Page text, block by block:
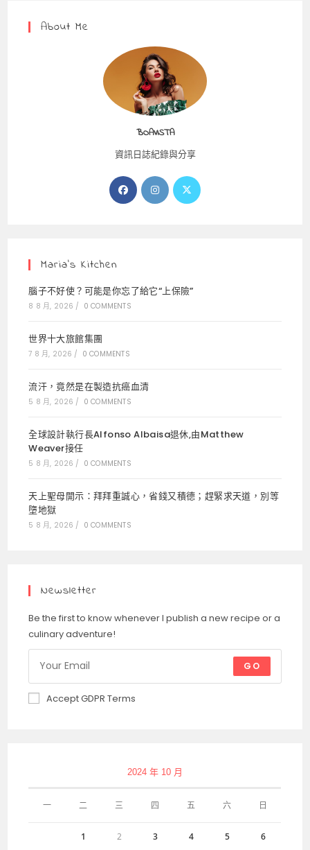
About Me
BOAVISTA
資訊日誌紀錄與分享
Opens
in
Opens
in
Opens
Maria’s Kitchen
腦子不好使？可能是你忘了給它“上保險”
8 8 月, 2026 / 0 COMMENTS
世界十大旅館集團
7 8 月, 2026 / 0 COMMENTS
流汗，竟然是在製造抗癌血清
5 8 月, 2026 / 0 COMMENTS
全球設計執行長Alfonso Albaisa退休,由Matthew
Weaver接任
5 8 月, 2026 / 0 COMMENTS
天上聖母開示：拜拜重誠心，省錢又積德；趕緊求天道，別等
墮地獄
5 8 月, 2026 / 0 COMMENTS
Newsletter
Be the first to know whenever I publish a new recipe or a
culinary adventure!
GO
Accept GDPR Terms
2024 年 10 月
一 二 三 四 五 六 日
1 2 3 4 5 6